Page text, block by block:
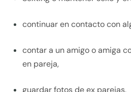
continuar en contacto con
contar a un amigo o amiga
en pareja,
guardar fotos de ex parejas,